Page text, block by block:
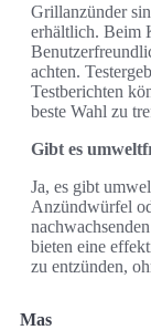
Grillanzünder
erhältlich. Beim
achten.
Testberichten
beste Wahl zu
Gibt es
Ja, es gibt
Anzündwürfel
bieten eine
zu entzünden,
Mas